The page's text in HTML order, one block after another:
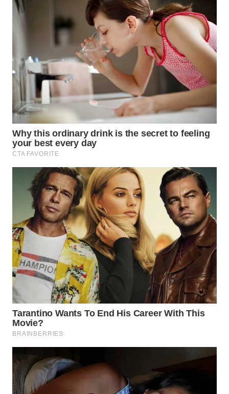
SUMEDANG
WN
KEPULAUAN
SERIBU
WN
TANGERANG
BINJAI
WN
CIREBON
WN
INDRAMAYU
WN
KUNINGAN
WN
MAJALENGKA
SUBANG
WN